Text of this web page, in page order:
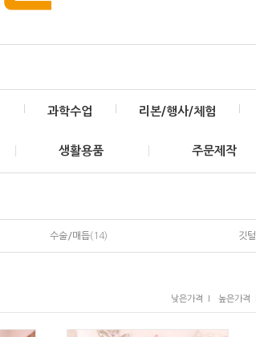
과학수업 리본/행사/체험
생활용품 주문제작
수술/매듭(14) 깃털
낮은가격 I 높은가격 I